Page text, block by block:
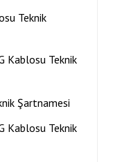
Teknik
Kablosu Teknik
Şartnamesi
Kablosu Teknik